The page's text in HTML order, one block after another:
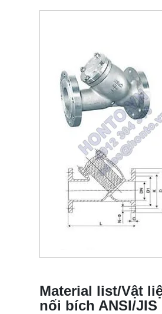
Material list/Vật
nối bích ANSI/JIS